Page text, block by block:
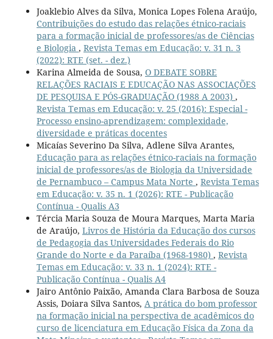
Joaklebio Alves da Silva, Monica Lopes Folena Araújo,
Contribuições do estudo das relações étnico-raciais
para a formação inicial de professores/as de Ciências
e Biologia , Revista Temas em Educação: v. 31 n. 3
(2022): RTE (set. - dez.)
Karina Almeida de Sousa, O DEBATE SOBRE
RELAÇÕES RACIAIS E EDUCAÇÃO NAS ASSOCIAÇÕES
DE PESQUISA E PÓS-GRADUAÇÃO (1988 A 2003) ,
Revista Temas em Educação: v. 25 (2016): Especial -
Processo ensino-aprendizagem: complexidade,
diversidade e práticas docentes
Micaías Severino Da Silva, Adlene Silva Arantes,
Educação para as relações étnico-raciais na formação
inicial de professores/as de Biologia da Universidade
de Pernambuco – Campus Mata Norte , Revista Temas
em Educação: v. 35 n. 1 (2026): RTE - Publicação
Contínua - Qualis A3
Tércia Maria Souza de Moura Marques, Marta Maria
de Araújo, Livros de História da Educação dos cursos
de Pedagogia das Universidades Federais do Rio
Grande do Norte e da Paraíba (1968-1980) , Revista
Temas em Educação: v. 33 n. 1 (2024): RTE -
Publicação Contínua - Qualis A4
Jairo Antônio Paixão, Amanda Clara Barbosa de Souza
Assis, Doiara Silva Santos, A prática do bom professor
na formação inicial na perspectiva de acadêmicos do
curso de licenciatura em Educação Física da Zona da